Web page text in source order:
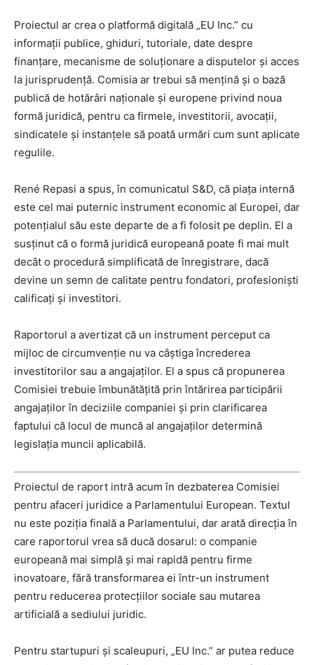
Proiectul ar crea o platformă digitală „EU Inc.” cu
informații publice, ghiduri, tutoriale, date despre
finanțare, mecanisme de soluționare a disputelor și acces
la jurisprudență. Comisia ar trebui să mențină și o bază
publică de hotărâri naționale și europene privind noua
formă juridică, pentru ca firmele, investitorii, avocații,
sindicatele și instanțele să poată urmări cum sunt aplicate
regulile.
René Repasi a spus, în comunicatul S&D, că piața internă
este cel mai puternic instrument economic al Europei, dar
potențialul său este departe de a fi folosit pe deplin. El a
susținut că o formă juridică europeană poate fi mai mult
decât o procedură simplificată de înregistrare, dacă
devine un semn de calitate pentru fondatori, profesioniști
calificați și investitori.
Raportorul a avertizat că un instrument perceput ca
mijloc de circumvenție nu va câștiga încrederea
investitorilor sau a angajaților. El a spus că propunerea
Comisiei trebuie îmbunătățită prin întărirea participării
angajaților în deciziile companiei și prin clarificarea
faptului că locul de muncă al angajaților determină
legislația muncii aplicabilă.
Proiectul de raport intră acum în dezbaterea Comisiei
pentru afaceri juridice a Parlamentului European. Textul
nu este poziția finală a Parlamentului, dar arată direcția în
care raportorul vrea să ducă dosarul: o companie
europeană mai simplă și mai rapidă pentru firme
inovatoare, fără transformarea ei într-un instrument
pentru reducerea protecțiilor sociale sau mutarea
artificială a sediului juridic.
Pentru startupuri și scaleupuri, „EU Inc.” ar putea reduce